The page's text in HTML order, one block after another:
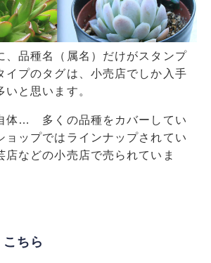
、品種名（属名）だけがスタンプ
イプのタグは、小売店でしか入手
と思います。
体… 多くの品種をカバーしてい
ョップではラインナップされてい
店などの小売店で売られていま
ちら